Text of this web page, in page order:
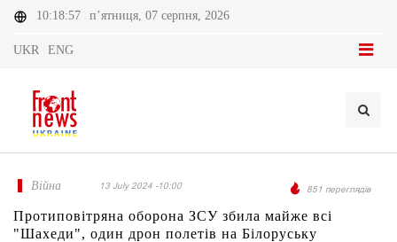
10:18:57 п’ятниця, 07 серпня, 2026
UKR ENG
Війна 13 July 2024 -10:00 851 переглядів
Протиповітряна оборона ЗСУ збила майже всі
"Шахеди", один дрон полетів на Білоруську